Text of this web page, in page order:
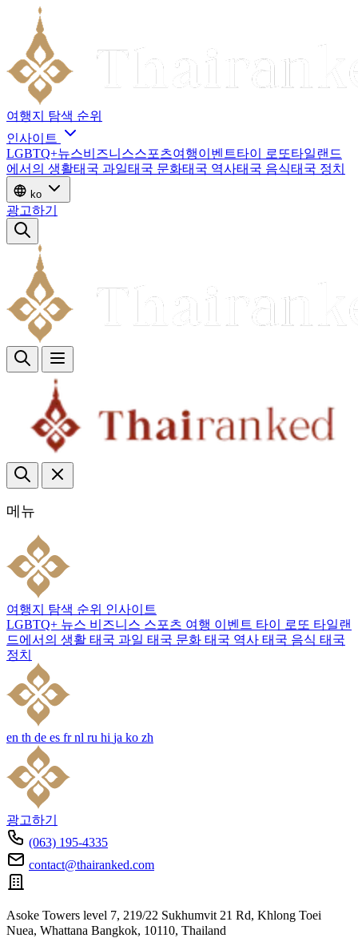
여행지 탐색 순위
인사이트
LGBTQ+뉴스비즈니스스포츠여행이벤트타이 로또타일랜드
에서의 생활태국 과일태국 문화태국 역사태국 음식태국 정치
ko
광고하기
메뉴
여행지 탐색 순위 인사이트
LGBTQ+ 뉴스 비즈니스 스포츠 여행 이벤트 타이 로또 타일랜
드에서의 생활 태국 과일 태국 문화 태국 역사 태국 음식 태국
정치
en th de es fr nl ru hi ja ko zh
광고하기
(063) 195-4335
contact@thairanked.com
Asoke Towers level 7, 219/22 Sukhumvit 21 Rd, Khlong Toei
Nuea, Whattana Bangkok, 10110, Thailand